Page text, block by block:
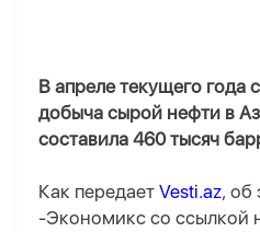
В апреле текущего года
добыча сырой нефти в
составила 460 тысяч
Как передает Vesti.az, об
-Экономикс со ссылкой